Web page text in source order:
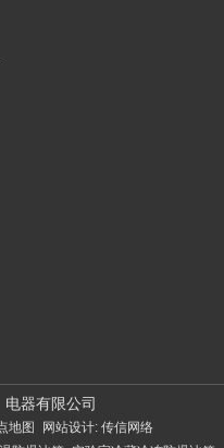
器有限公司
地图 网站设计: 传信网络